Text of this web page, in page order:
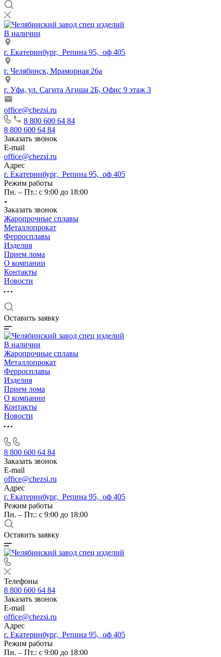
В наличии
г. Екатеринбург, Репина 95, оф 405
г. Челябинск, Мраморная 26а
г. Уфа, ул. Сагита Агиша 2Б, Офис 9 этаж 3
office@chezsi.ru
8 800 600 64 84
8 800 600 64 84
Заказать звонок
E-mail
office@chezsi.ru
Адрес
г. Екатеринбург, Репина 95, оф 405
Режим работы
Пн. – Пт.: с 9:00 до 18:00
Заказать звонок
Жаропрочные сплавы
Металлопрокат
Ферросплавы
Изделия
Прием лома
О компании
Контакты
Новости
Оставить заявку
В наличии
Жаропрочные сплавы
Металлопрокат
Ферросплавы
Изделия
Прием лома
О компании
Контакты
Новости
8 800 600 64 84
Заказать звонок
E-mail
office@chezsi.ru
Адрес
г. Екатеринбург, Репина 95, оф 405
Режим работы
Пн. – Пт.: с 9:00 до 18:00
Оставить заявку
Телефоны
8 800 600 64 84
Заказать звонок
E-mail
office@chezsi.ru
Адрес
г. Екатеринбург, Репина 95, оф 405
Режим работы
Пн. – Пт.: с 9:00 до 18:00